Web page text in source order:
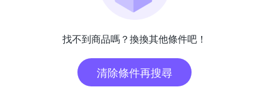
找不到商品嗎？換換其他條件吧！
清除條件再搜尋